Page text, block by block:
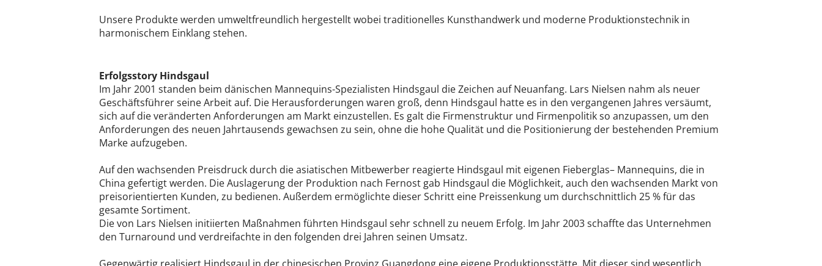
Unsere Produkte werden umweltfreundlich hergestellt wobei traditionelles Kunsthandwerk und moderne Produktionstechnik in
harmonischem Einklang stehen.
Erfolgsstory Hindsgaul
Im Jahr 2001 standen beim dänischen Mannequins-Spezialisten Hindsgaul die Zeichen auf Neuanfang. Lars Nielsen nahm als neuer
Geschäftsführer seine Arbeit auf. Die Herausforderungen waren groß, denn Hindsgaul hatte es in den vergangenen Jahres versäumt,
sich auf die veränderten Anforderungen am Markt einzustellen. Es galt die Firmenstruktur und Firmenpolitik so anzupassen, um den
Anforderungen des neuen Jahrtausends gewachsen zu sein, ohne die hohe Qualität und die Positionierung der bestehenden Premium
Marke aufzugeben.
Auf den wachsenden Preisdruck durch die asiatischen Mitbewerber reagierte Hindsgaul mit eigenen Fieberglas– Mannequins, die in
China gefertigt werden. Die Auslagerung der Produktion nach Fernost gab Hindsgaul die Möglichkeit, auch den wachsenden Markt von
preisorientierten Kunden, zu bedienen. Außerdem ermöglichte dieser Schritt eine Preissenkung um durchschnittlich 25 % für das
gesamte Sortiment.
Die von Lars Nielsen initiierten Maßnahmen führten Hindsgaul sehr schnell zu neuem Erfolg. Im Jahr 2003 schaffte das Unternehmen
den Turnaround und verdreifachte in den folgenden drei Jahren seinen Umsatz.
Gegenwärtig realisiert Hindsgaul in der chinesischen Provinz Guangdong eine eigene Produktionsstätte. Mit dieser sind wesentlich